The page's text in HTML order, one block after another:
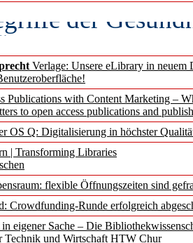
Verlage: Unsere eLibrary in neuem
Publications with Content Marketing –
to open access publications and
OS Q: Digitalisierung in höchster
| Transforming Libraries
flexible Öffnungszeiten sind
Crowdfunding-Runde erfolgreich
eigener Sache – Die
Technik und Wirtschaft HTW Chur
der
erscheinen